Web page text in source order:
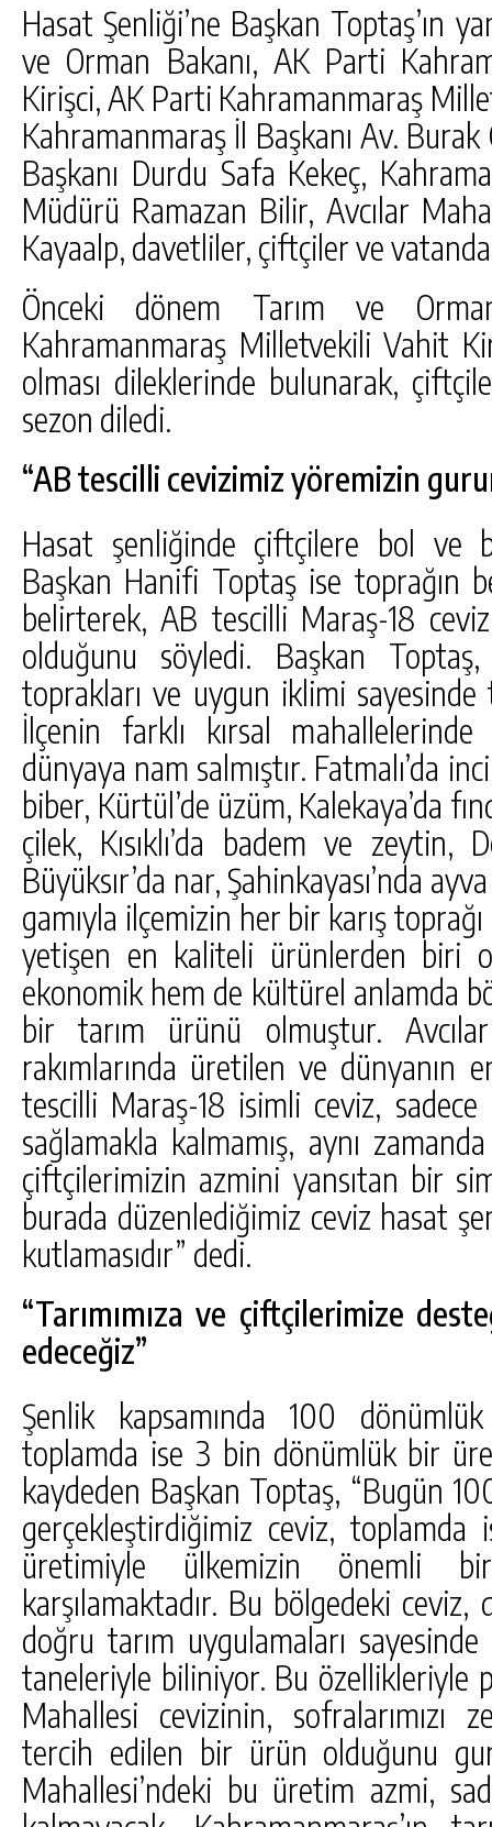
Hasat Şenliği’ne Başkan Toptaş’ın
ve Orman Bakanı, AK Parti
Kirişci, AK Parti Kahramanmaraş
Kahramanmaraş İl Başkanı Av.
Başkanı Durdu Safa Kekeç,
Müdürü Ramazan Bilir, Avcılar
Kayaalp, davetliler, çiftçiler ve
Önceki dönem Tarım ve
Kahramanmaraş Milletvekili Vahit
olması dileklerinde bulunarak,
sezon diledi.
“AB tescilli cevizimiz yöremizin
Hasat şenliğinde çiftçilere bol ve
Başkan Hanifi Toptaş ise toprağın
belirterek, AB tescilli Maraş-18
olduğunu söyledi. Başkan Toptaş,
toprakları ve uygun iklimi
İlçenin farklı kırsal
dünyaya nam salmıştır. Fatmalı’da
biber, Kürtül’de üzüm, Kalekaya’da
çilek, Kısıklı’da badem ve zeytin,
Büyüksır’da nar, Şahinkayası’nda
gamıyla ilçemizin her bir karış
yetişen en kaliteli ürünlerden biri
ekonomik hem de kültürel anlamda
bir tarım ürünü olmuştur. Avcılar
rakımlarında üretilen ve dünyanın
tescilli Maraş-18 isimli ceviz,
sağlamakla kalmamış, aynı
çiftçilerimizin azmini yansıtan bir
burada düzenlediğimiz ceviz hasat
kutlamasıdır” dedi.
“Tarımımıza ve çiftçilerimize
edeceğiz”
Şenlik kapsamında 100 dönümlük
toplamda ise 3 bin dönümlük bir
kaydeden Başkan Toptaş, “Bugün
gerçekleştirdiğimiz ceviz,
üretimiyle ülkemizin önemli
karşılamaktadır. Bu bölgedeki
doğru tarım uygulamaları
taneleriyle biliniyor. Bu özellikleriyle
Mahallesi cevizinin, sofralarımızı
tercih edilen bir ürün olduğunu
Mahallesi’ndeki bu üretim azmi,